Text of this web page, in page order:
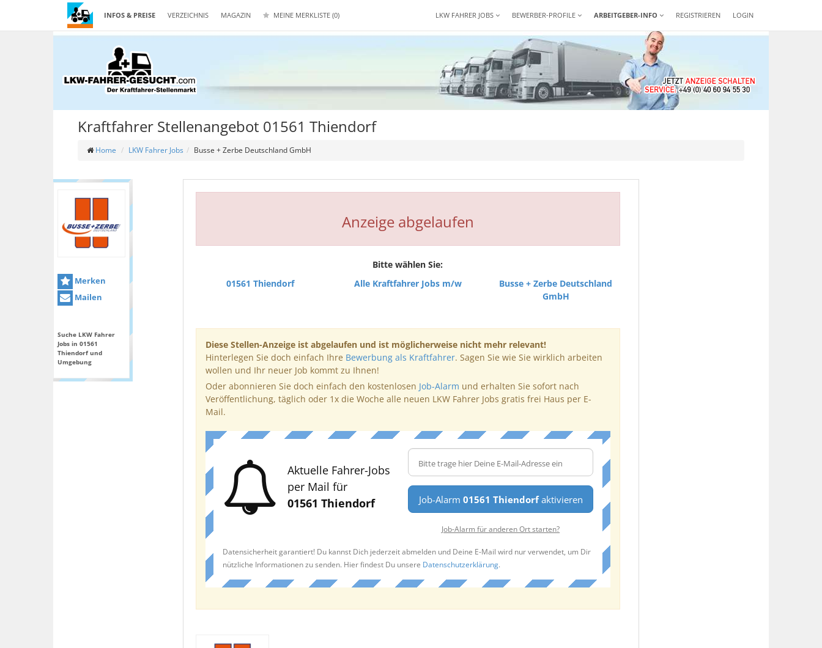
INFOS & PREISE VERZEICHNIS MAGAZIN MEINE MERKLISTE (0) REGISTRIEREN LOGIN
LKW FAHRER JOBS BEWERBER-PROFILE ARBEITGEBER-INFO
Kraftfahrer Stellenangebot 01561 Thiendorf
Home LKW Fahrer Jobs Busse + Zerbe Deutschland GmbH
Merken
Mailen
Suche LKW Fahrer
Jobs in 01561
Thiendorf und
Umgebung
Anzeige abgelaufen
Bitte wählen Sie:
01561 Thiendorf
Alle Kraftfahrer Jobs m/w
Busse + Zerbe Deutschland
GmbH
Diese Stellen-Anzeige ist abgelaufen und ist möglicherweise nicht mehr relevant!
Hinterlegen Sie doch einfach Ihre Bewerbung als Kraftfahrer. Sagen Sie wie Sie wirklich arbeiten
wollen und Ihr neuer Job kommt zu Ihnen!
Oder abonnieren Sie doch einfach den kostenlosen Job-Alarm und erhalten Sie sofort nach
Veröffentlichung, täglich oder 1x die Woche alle neuen LKW Fahrer Jobs gratis frei Haus per E-
Mail.
Aktuelle Fahrer-Jobs
per Mail für
01561 Thiendorf
Job-Alarm 01561 Thiendorfaktivieren
Job-Alarm für anderen Ort starten?
Datensicherheit garantiert! Du kannst Dich jederzeit abmelden und Deine E-Mail wird nur verwendet, um Dir
nützliche Informationen zu senden. Hier findest Du unsere Datenschutzerklärung.